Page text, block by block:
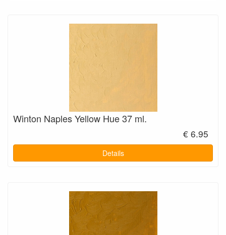
Winton Naples Yellow Hue 37 ml.
€ 6.95
Details